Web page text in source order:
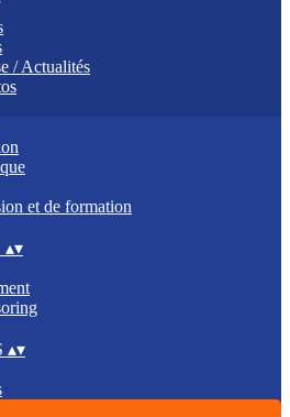
/ Actualités
et de formation
▴▾
▴▾